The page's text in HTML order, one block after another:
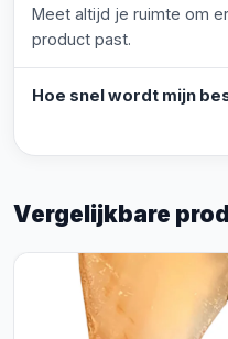
Meet altijd je ruimte om
product past.
Hoe snel wordt mijn
Vergelijkbare